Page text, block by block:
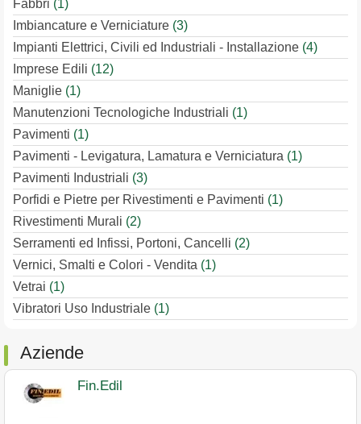
Fabbri (1)
Imbiancature e Verniciature (3)
Impianti Elettrici, Civili ed Industriali - Installazione (4)
Imprese Edili (12)
Maniglie (1)
Manutenzioni Tecnologiche Industriali (1)
Pavimenti (1)
Pavimenti - Levigatura, Lamatura e Verniciatura (1)
Pavimenti Industriali (3)
Porfidi e Pietre per Rivestimenti e Pavimenti (1)
Rivestimenti Murali (2)
Serramenti ed Infissi, Portoni, Cancelli (2)
Vernici, Smalti e Colori - Vendita (1)
Vetrai (1)
Vibratori Uso Industriale (1)
Aziende
Fin.Edil